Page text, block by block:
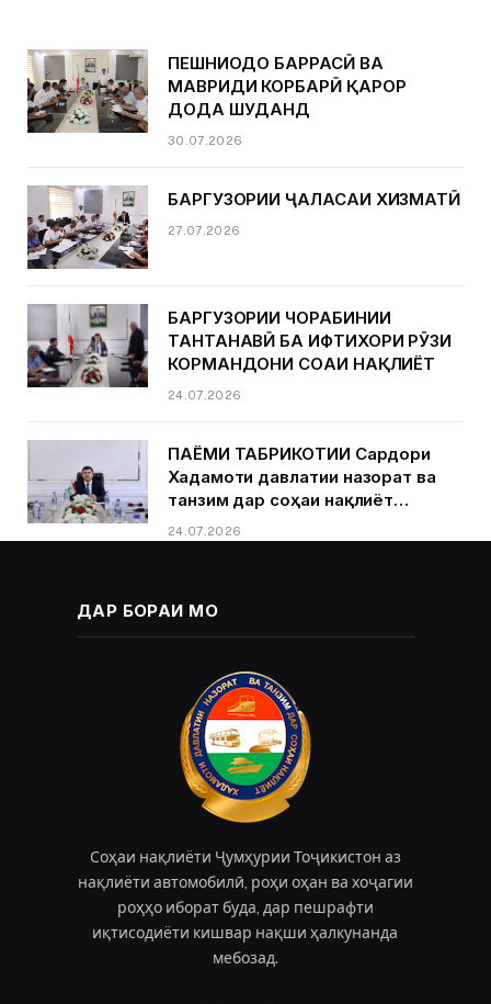
ПЕШНИҲОДҲО БАРРАСӢ ВА
МАВРИДИ КОРБАРӢ ҚАРОР
ДОДА ШУДАНД
30.07.2026
БАРГУЗОРИИ ҶАЛАСАИ ХИЗМАТӢ
27.07.2026
БАРГУЗОРИИ ЧОРАБИНИИ
ТАНТАНАВӢ БА ИФТИХОРИ РӮЗИ
КОРМАНДОНИ СОҲАИ НАҚЛИЁТ
24.07.2026
ПАЁМИ ТАБРИКОТИИ Сардори
Хадамоти давлатии назорат ва
танзим дар соҳаи нақлиёт
Қурбонзода Д.Қ.ба муносибати
Рӯзи кормандони соҳаи нақлиёт
24.07.2026
ДАР БОРАИ МО
Соҳаи нақлиёти Ҷумҳурии Тоҷикистон аз
нақлиёти автомобилӣ, роҳи оҳан ва хоҷагии
роҳҳо иборат буда, дар пешрафти
иқтисодиёти кишвар нақши ҳалкунанда
мебозад.